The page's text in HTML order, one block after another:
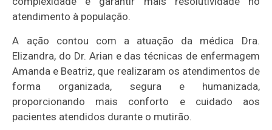
atendimento à população.
A ação contou com a atuação da médica Dra.
Elizandra, do Dr. Arian e das técnicas de enfermagem
Amanda e Beatriz, que realizaram os atendimentos de
forma organizada, segura e humanizada,
proporcionando mais conforto e cuidado aos
pacientes atendidos durante o mutirão.